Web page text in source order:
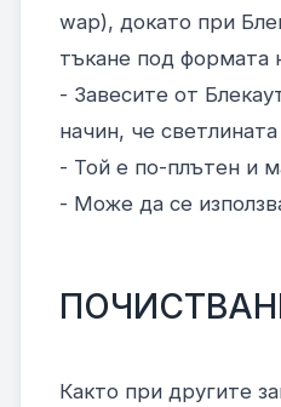
wap), докато при
тъкане под формата
- Завесите от
начин, че
- Той е по-плътен и
- Може да се
Както при другите